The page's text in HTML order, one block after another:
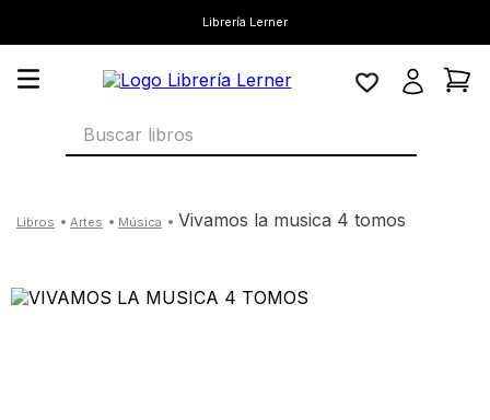
Librería Lerner
Buscar libros
artes música vivamos la musica 4 tomos